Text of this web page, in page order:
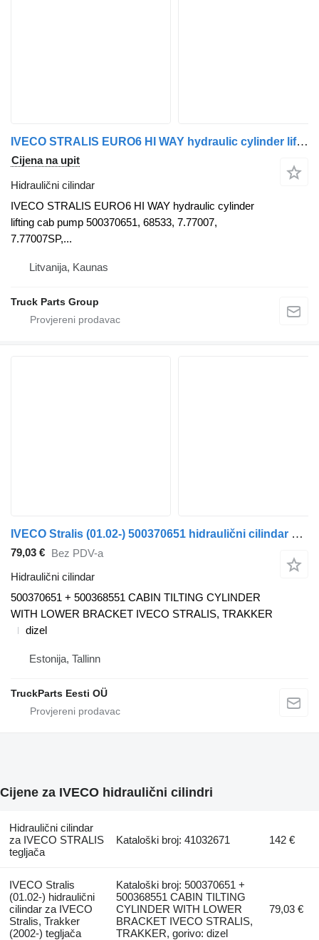
IVECO STRALIS EURO6 HI WAY hydraulic cylinder lifting cab pump 5003706 IVECO hidraulični cilindar za IVECO STRALIS EURO6 HI WAY tegljača
Cijena na upit
Hidraulični cilindar
IVECO STRALIS EURO6 HI WAY hydraulic cylinder
lifting cab pump 500370651, 68533, 7.77007,
7.77007SP,...
Litvanija, Kaunas
Truck Parts Group
IVECO Stralis (01.02-) 500370651 hidraulični cilindar za IVECO Stralis, Trakker (2002-) tegljača
79,03 € Bez PDV-a
Hidraulični cilindar
500370651 + 500368551 CABIN TILTING CYLINDER
WITH LOWER BRACKET IVECO STRALIS, TRAKKER
dizel
Estonija, Tallinn
TruckParts Eesti OÜ
Cijene za IVECO hidraulični cilindri
Hidraulični cilindar
za IVECO STRALIS
tegljača
Kataloški broj: 41032671 142 €
IVECO Stralis
(01.02-) hidraulični
cilindar za IVECO
Stralis, Trakker
(2002-) tegljača
Kataloški broj: 500370651 +
500368551 CABIN TILTING
CYLINDER WITH LOWER
BRACKET IVECO STRALIS,
TRAKKER, gorivo: dizel
79,03 €